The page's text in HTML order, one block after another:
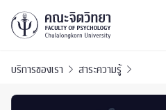
บริการของเรา สาระความรู้